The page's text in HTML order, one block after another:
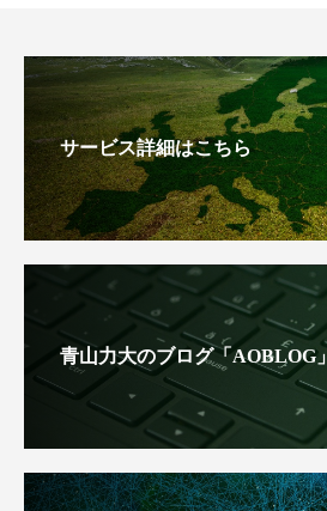
サービス詳細はこちら
青山力大のブログ「AOBLOG」